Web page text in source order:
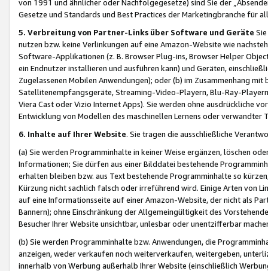
von 1991 und ähnlicher oder Nachfolgegesetze) sind Sie der
Gesetze und Standards und Best Practices der Marketingbranche für
5. Verbreitung von Partner-Links über Software und Geräte
nutzen bzw. keine Verlinkungen auf eine Amazon-Website wie
Software-Applikationen (z. B. Browser Plug-ins, Browser Helper
ein Endnutzer installieren und ausführen kann) und Geräten,
Zugelassenen Mobilen Anwendungen); oder (b) im Zusammenhang
Satellitenempfangsgeräte, Streaming-Video-Playern, Blu-Ray-
Viera Cast oder Vizio Internet Apps). Sie werden ohne ausdrückliche
Entwicklung von Modellen des maschinellen Lernens oder
6. Inhalte auf Ihrer Website. Sie tragen die ausschließliche
(a) Sie werden Programminhalte in keiner Weise ergänzen, löschen
Informationen; Sie dürfen aus einer Bilddatei bestehende
erhalten bleiben bzw. aus Text bestehende Programminhalte so
Kürzung nicht sachlich falsch oder irreführend wird. Einige Arten von
auf eine Informationsseite auf einer Amazon-Website, der nicht als
Bannern); ohne Einschränkung der Allgemeingültigkeit des
Besucher Ihrer Website unsichtbar, unlesbar oder unentzifferbar
(b) Sie werden Programminhalte bzw. Anwendungen, die
anzeigen, weder verkaufen noch weiterverkaufen, weitergeben,
innerhalb von Werbung außerhalb Ihrer Website (einschließlich